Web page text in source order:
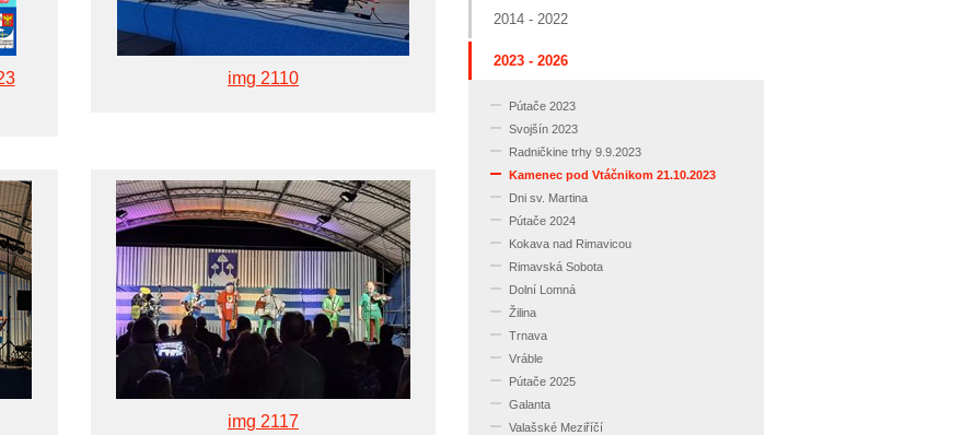
img 2110
img 2117
2014 - 2022
2023 - 2026
Pútače 2023
Svojšín 2023
Radničkine trhy 9.9.2023
Kamenec pod Vtáčnikom 21.10.2023
Dni sv. Martina
Pútače 2024
Kokava nad Rimavicou
Rimavská Sobota
Dolní Lomná
Žilina
Trnava
Vráble
Pútače 2025
Galanta
Valašské Meziříčí